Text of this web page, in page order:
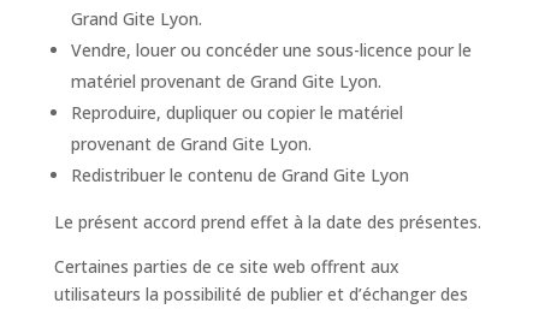
Grand Gite Lyon.
Vendre, louer ou concéder une sous-licence pour le
matériel provenant de Grand Gite Lyon.
Reproduire, dupliquer ou copier le matériel
provenant de Grand Gite Lyon.
Redistribuer le contenu de Grand Gite Lyon
Le présent accord prend effet à la date des présentes.
Certaines parties de ce site web offrent aux
utilisateurs la possibilité de publier et d’échanger des